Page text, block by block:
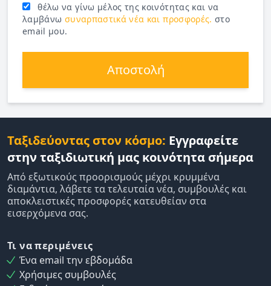
θέλω να γίνω μέλος της κοινότητας και να
λαμβάνω συναρπαστικά νέα και προσφορές. στο
email μου.
Αποστολή
Ταξιδεύοντας στον κόσμο: Εγγραφείτε
στην ταξιδιωτική μας κοινότητα σήμερα
Από εξωτικούς προορισμούς μέχρι κρυμμένα
διαμάντια, λάβετε τα τελευταία νέα, συμβουλές και
αποκλειστικές προσφορές κατευθείαν στα
εισερχόμενα σας.
Τι να περιμένεις
Ένα email την εβδομάδα
Χρήσιμες συμβουλές